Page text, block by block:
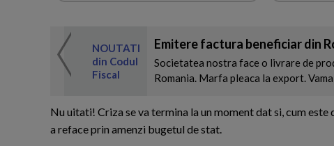
NOUTATI
din Codul
Fiscal
Emitere factura beneficiar din
Societatea nostra face o livrare de
Romania. Marfa pleaca la export.
Nu uitati! Criza se va termina la un moment dat si, cum
a reface prin amenzi bugetul de stat.